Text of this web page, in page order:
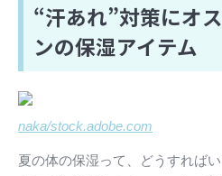
“汗あれ”対策にオ
ンの保湿アイテム
naka/stock.adobe.com
夏の体の保湿って、どうすれば